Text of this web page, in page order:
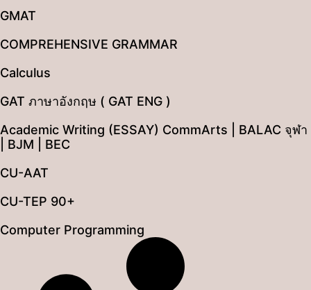
GMAT
COMPREHENSIVE GRAMMAR
Calculus
GAT ภาษาอังกฤษ ( GAT ENG )
Academic Writing (ESSAY) CommArts | BALAC จุฬา
| BJM | BEC
CU-AAT
CU-TEP 90+
Computer Programming